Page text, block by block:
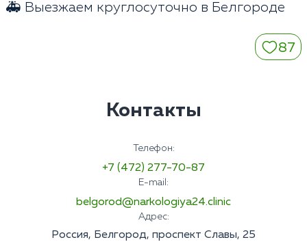
🚑 Выезжаем круглосуточно в Белгороде
87
Контакты
Телефон:
+7 (472) 277-70-87
E-mail:
belgorod@narkologiya24.clinic
Адрес:
Россия, Белгород, проспект Славы, 25